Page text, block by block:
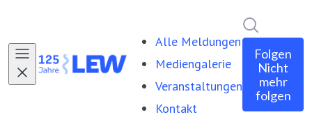
Alle Meldungen
Mediengalerie
Veranstaltungen
Kontakt
Folgen
Nicht
mehr
folgen